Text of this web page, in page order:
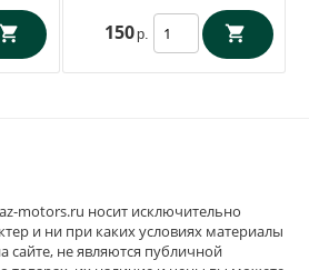
150 р.
motors.ru носит исключительно
и ни при каких условиях материалы
не являются публичной